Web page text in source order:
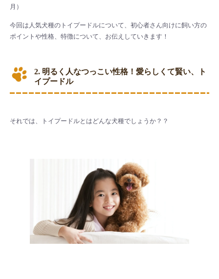
月）
今回は人気犬種のトイプードルについて、初心者さん向けに飼い方の
ポイントや性格、特徴について、お伝えしていきます！
2. 明るく人なつっこい性格！愛らしくて賢い、ト
イプードル
それでは、トイプードルとはどんな犬種でしょうか？？